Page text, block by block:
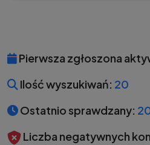
Pierwsza zgłoszona
Ilość wyszukiwań: 20
Ostatnio sprawdzany:
Liczba negatywnych